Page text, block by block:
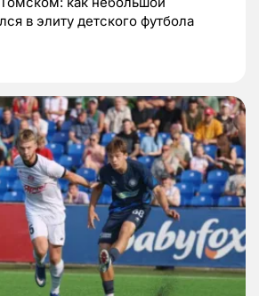
в элиту детского футбола